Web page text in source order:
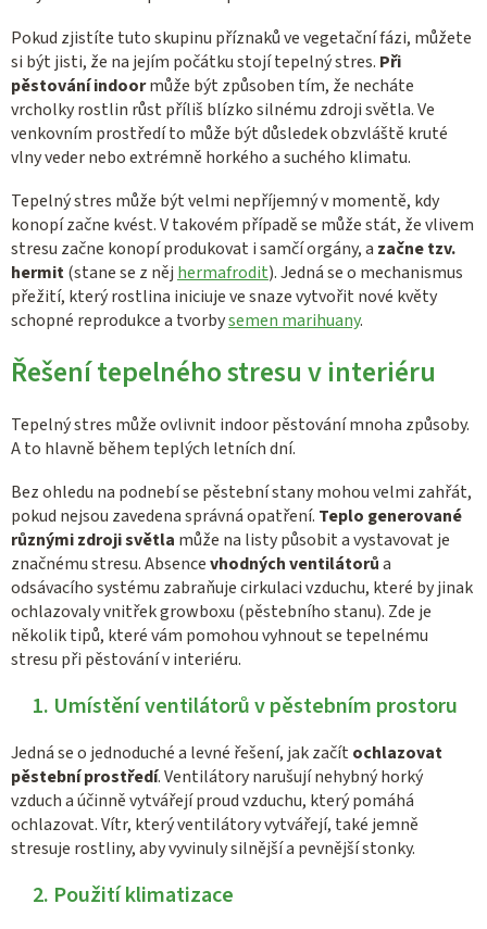
Pokud zjistíte tuto skupinu příznaků ve vegetační fázi, můžete
si být jisti, že na jejím počátku stojí tepelný stres. Při
pěstování indoormůže být způsoben tím, že necháte
vrcholky rostlin růst příliš blízko silnému zdroji světla. Ve
venkovním prostředí to může být důsledek obzvláště kruté
vlny veder nebo extrémně horkého a suchého klimatu.
Tepelný stres může být velmi nepříjemný v momentě, kdy
konopí začne kvést. V takovém případě se může stát, že vlivem
stresu začne konopí produkovat i samčí orgány, a začne tzv.
hermit(stane se z něj hermafrodit). Jedná se o mechanismus
přežití, který rostlina iniciuje ve snaze vytvořit nové květy
schopné reprodukce a tvorbysemen marihuany.
Řešení tepelného stresu v interiéru
Tepelný stres může ovlivnit indoor pěstování mnoha způsoby.
A to hlavně během teplých letních dní.
Bez ohledu na podnebí se pěstební stany mohou velmi zahřát,
pokud nejsou zavedena správná opatření. Teplo generované
různými zdroji světla může na listy působit a vystavovat je
značnému stresu. Absencevhodných ventilátorůa
odsávacího systému zabraňuje cirkulaci vzduchu, které by jinak
ochlazovaly vnitřek growboxu (pěstebního stanu). Zde je
několik tipů, které vám pomohou vyhnout se tepelnému
stresu při pěstování v interiéru.
1. Umístění ventilátorů v pěstebním prostoru
Jedná se o jednoduché a levné řešení, jak začít ochlazovat
pěstební prostředí. Ventilátory narušují nehybný horký
vzduch a účinně vytvářejí proud vzduchu, který pomáhá
ochlazovat. Vítr, který ventilátory vytvářejí, také jemně
stresuje rostliny, aby vyvinuly silnější a pevnější stonky.
2. Použití klimatizace